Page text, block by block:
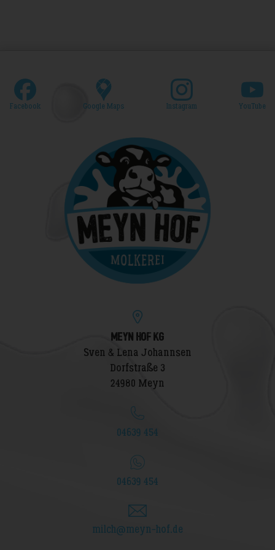
Facebook Google Maps Instagram YouTube
MEYN HOF KG
Sven & Lena Johannsen
Dorfstraße 3
24980 Meyn
04639 454
04639 454
milch@meyn-hof.de